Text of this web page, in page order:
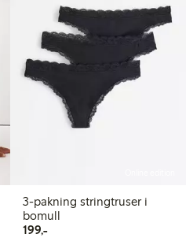
3-pakning stringtruser i
bomull
199,-199,00 kr